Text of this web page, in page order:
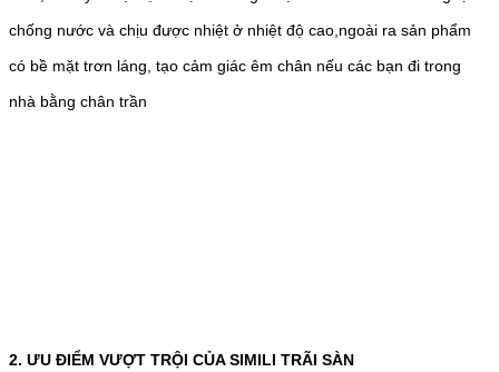
chống nước và chịu được nhiệt ở nhiệt độ cao,ngoài ra sản phẩm
có bề mặt trơn láng, tạo cảm giác êm chân nếu các bạn đi trong
nhà bằng chân trần
2. ƯU ĐIỂM VƯỢT TRỘI CỦA SIMILI TRÃI SÀN